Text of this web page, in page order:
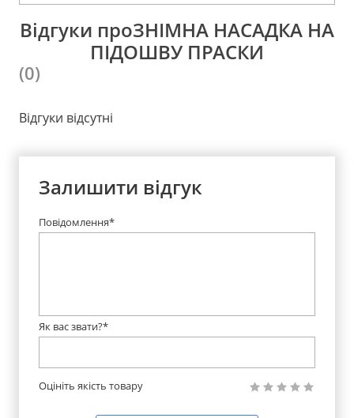
Відгуки проЗНІМНА НАСАДКА НА
ПІДОШВУ ПРАСКИ
(0)
Відгуки відсутні
Залишити відгук
Повідомлення*
Як вас звати?*
Оцініть якість товару